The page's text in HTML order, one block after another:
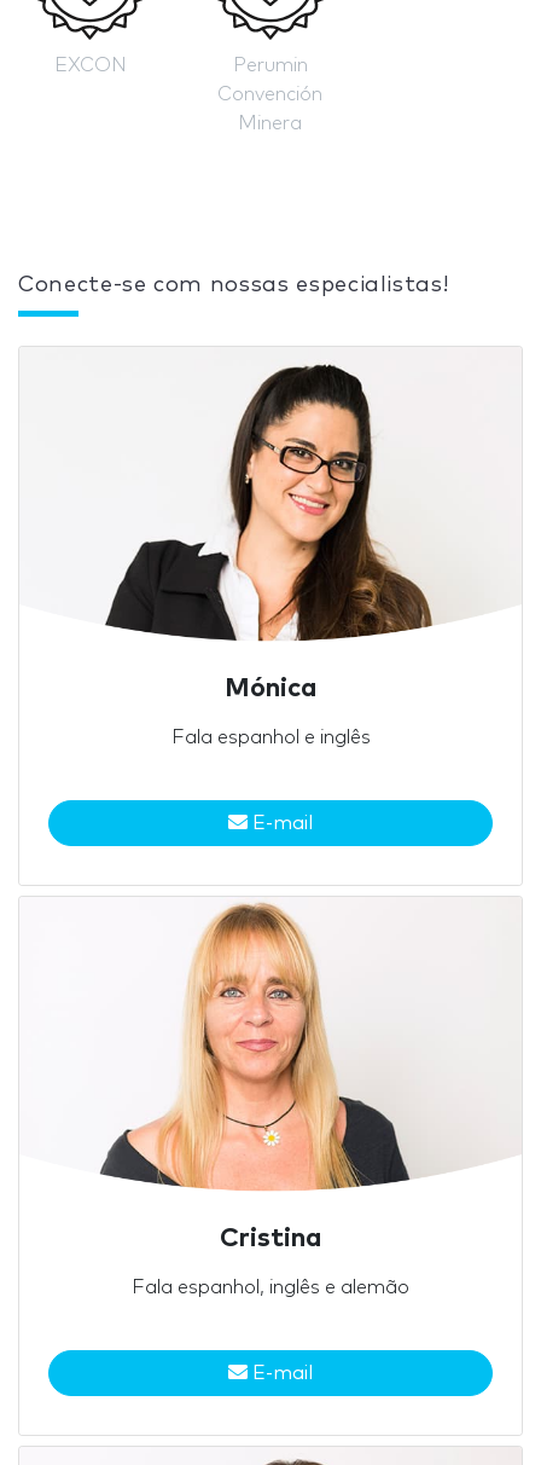
EXCON
Perumin
Convención
Minera
Conecte-se com nossas especialistas!
Mónica
Fala espanhol e inglês
E-mail
Cristina
Fala espanhol, inglês e alemão
E-mail